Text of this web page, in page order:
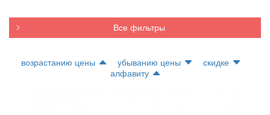
Все фильтры
возрастанию цены убыванию цены
скидке
алфавиту